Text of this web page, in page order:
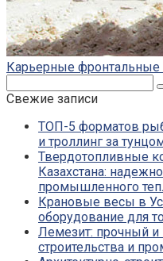
Карьерные фронтальные
Свежие записи
ТОП-5 форматов
и троллинг за
Твердотопливные
Казахстана:
промышленного
Крановые весы в
оборудование для
Лемезит: прочный
строительства и